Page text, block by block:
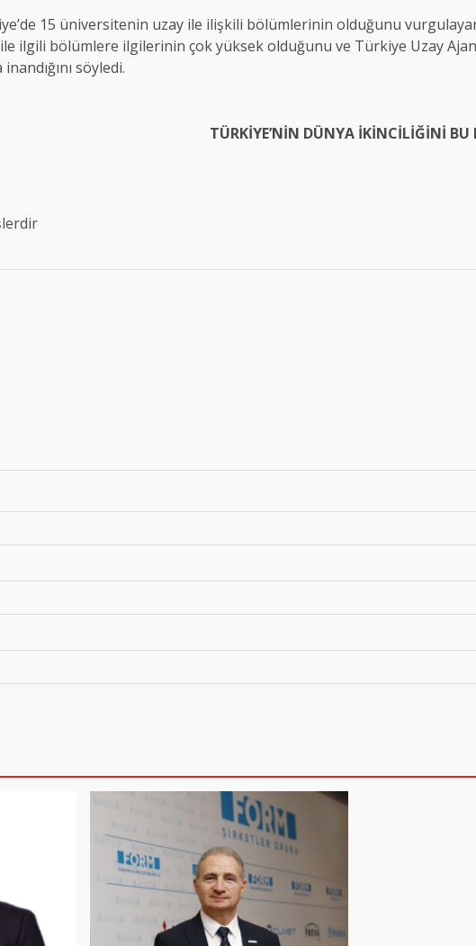
15 üniversitenin uzay ile ilişkili bölümlerinin olduğunu vurgulayan
ilgili bölümlere ilgilerinin çok yüksek olduğunu ve Türkiye Uzay
söyledi.
TÜRKİYE’NİN DÜNYA İKİNCİLİĞİNİ BU